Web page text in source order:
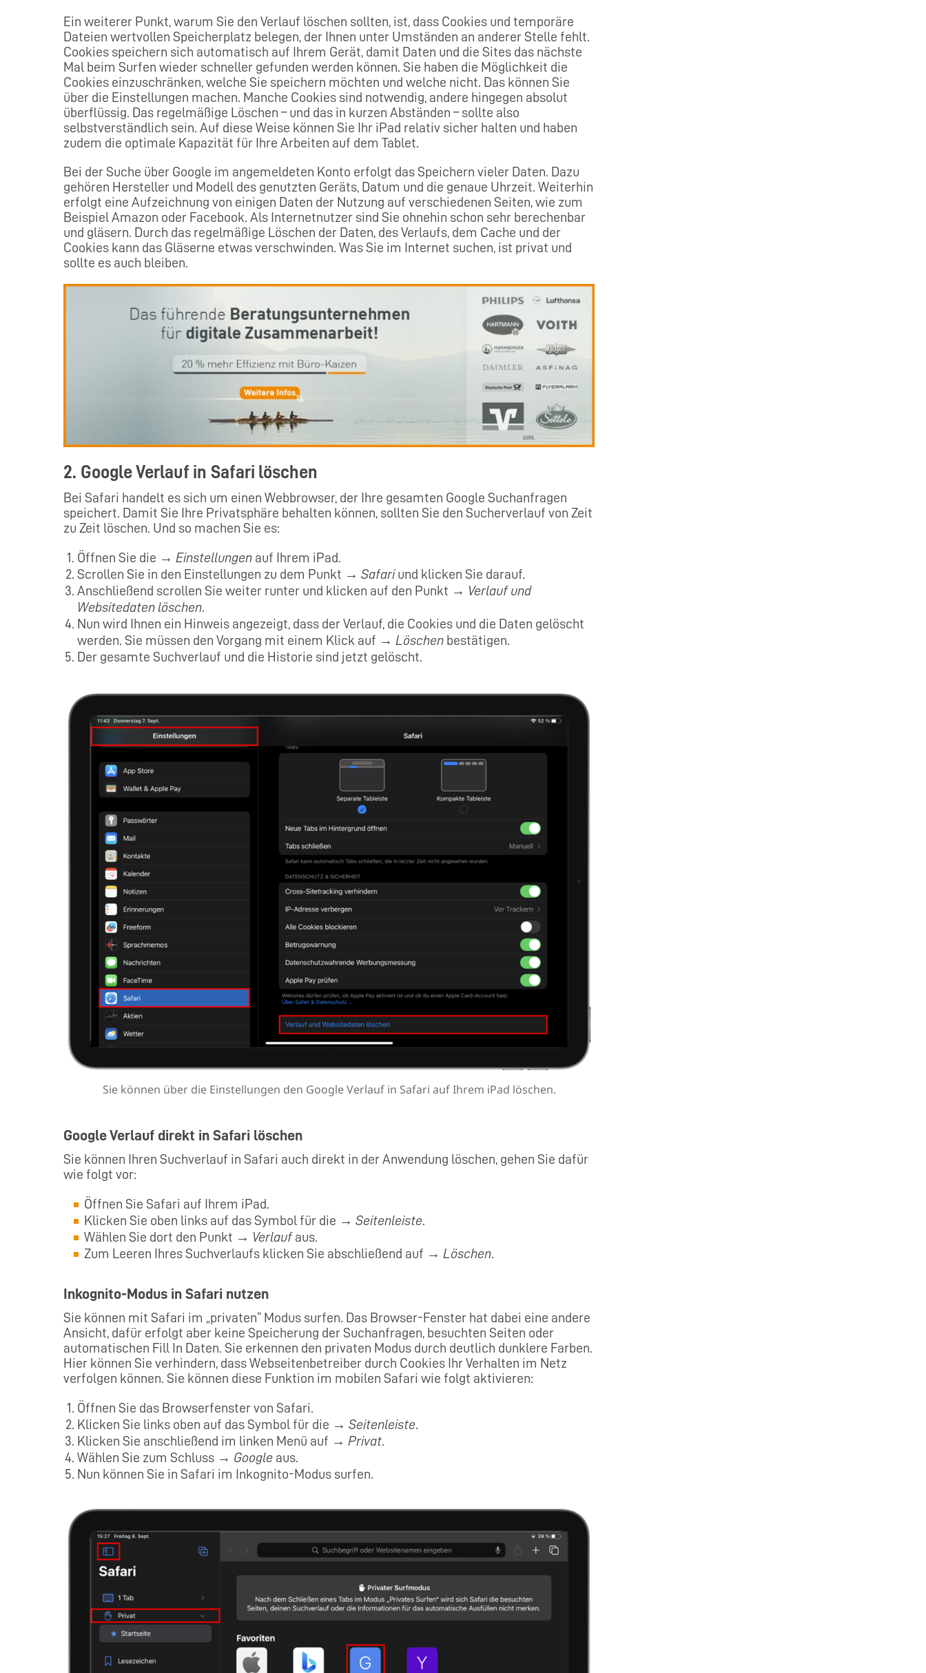
Ein weiterer Punkt, warum Sie den Verlauf löschen sollten, ist, dass Cookies und temporäre
Dateien wertvollen Speicherplatz belegen, der Ihnen unter Umständen an anderer Stelle fehlt.
Cookies speichern sich automatisch auf Ihrem Gerät, damit Daten und die Sites das nächste
Mal beim Surfen wieder schneller gefunden werden können. Sie haben die Möglichkeit die
Cookies einzuschränken, welche Sie speichern möchten und welche nicht. Das können Sie
über die Einstellungen machen. Manche Cookies sind notwendig, andere hingegen absolut
überflüssig. Das regelmäßige Löschen – und das in kurzen Abständen – sollte also
selbstverständlich sein. Auf diese Weise können Sie Ihr iPad relativ sicher halten und haben
zudem die optimale Kapazität für Ihre Arbeiten auf dem Tablet.
Bei der Suche über Google im angemeldeten Konto erfolgt das Speichern vieler Daten. Dazu
gehören Hersteller und Modell des genutzten Geräts, Datum und die genaue Uhrzeit. Weiterhin
erfolgt eine Aufzeichnung von einigen Daten der Nutzung auf verschiedenen Seiten, wie zum
Beispiel Amazon oder Facebook. Als Internetnutzer sind Sie ohnehin schon sehr berechenbar
und gläsern. Durch das regelmäßige Löschen der Daten, des Verlaufs, dem Cache und der
Cookies kann das Gläserne etwas verschwinden. Was Sie im Internet suchen, ist privat und
sollte es auch bleiben.
2. Google Verlauf in Safari löschen
Bei Safari handelt es sich um einen Webbrowser, der Ihre gesamten Google Suchanfragen
speichert. Damit Sie Ihre Privatsphäre behalten können, sollten Sie den Sucherverlauf von Zeit
zu Zeit löschen. Und so machen Sie es:
Öffnen Sie die → Einstellungen auf Ihrem iPad.
Scrollen Sie in den Einstellungen zu dem Punkt → Safariund klicken Sie darauf.
Anschließend scrollen Sie weiter runter und klicken auf den Punkt → Verlauf und
Websitedaten löschen
Nun wird Ihnen ein Hinweis angezeigt, dass der Verlauf, die Cookies und die Daten gelöscht
werden. Sie müssen den Vorgang mit einem Klick auf → Löschen bestätigen.
Der gesamte Suchverlauf und die Historie sind jetzt gelöscht.
Sie können über die Einstellungen den Google Verlauf in Safari auf Ihrem iPad löschen.
Google Verlauf direkt in Safari löschen
Sie können Ihren Suchverlauf in Safari auch direkt in der Anwendung löschen, gehen Sie dafür
wie folgt vor:
Öffnen Sie Safari auf Ihrem iPad.
Klicken Sie oben links auf das Symbol für die → Seitenleiste
Wählen Sie dort den Punkt → Verlaufaus.
Zum Leeren Ihres Suchverlaufs klicken Sie abschließend auf → Löschen
Inkognito-Modus in Safari nutzen
Sie können mit Safari im „privaten“ Modus surfen. Das Browser-Fenster hat dabei eine andere
Ansicht, dafür erfolgt aber keine Speicherung der Suchanfragen, besuchten Seiten oder
automatischen Fill In Daten. Sie erkennen den privaten Modus durch deutlich dunklere Farben.
Hier können Sie verhindern, dass Webseitenbetreiber durch Cookies Ihr Verhalten im Netz
verfolgen können. Sie können diese Funktion im mobilen Safari wie folgt aktivieren:
Öffnen Sie das Browserfenster von Safari.
Klicken Sie links oben auf das Symbol für die → Seitenleiste
Klicken Sie anschließend im linken Menü auf → Privat
Wählen Sie zum Schluss → Google aus.
Nun können Sie in Safari im Inkognito-Modus surfen.